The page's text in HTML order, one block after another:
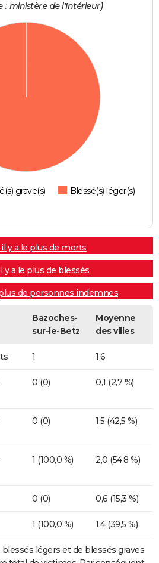
: ministère de l'Intérieur)
grave(s)
Blessé(s) léger(s)
y a le plus de morts
y a le plus de blessés
de personnes indemnes
Bazoches-
sur-le-Betz
Moyenne
des villes
1 1,6
0 (0) 0,1 (2,7 %)
0 (0) 1,5 (42,5 %)
1 (100,0 %) 2,0 (54,8 %)
0 (0) 0,6 (15,3 %)
1 (100,0 %) 1,4 (39,5 %)
légers et de blessés graves